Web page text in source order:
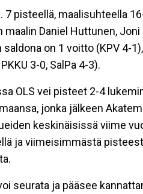
pisteellä, maalisuhteella
Daniel Huttunen,
on 1 voitto (KPV 4-
3-0, SalPa 4-3).
OLS vei pisteet 2-4
jonka jälkeen
keskinäisissä viime
ja viimeisimmästä
seurata ja pääsee